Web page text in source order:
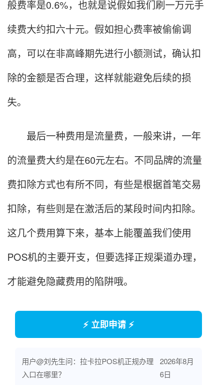
般费率是0.6%，也就是说假如我们刷一万元手
续费大约扣六十元。假如担心费率被偷偷调
高，可以在非高峰期先进行小额测试，确认扣
除的金额是否合理，这样就能避免后续的损
失。
最后一种费用是流量费，一般来讲，一年
的流量费大约是在60元左右。不同品牌的流量
费扣除方式也有所不同，有些是根据首笔交易
扣除，有些则是在激活后的某段时间内扣除。
这几个费用算下来，基本上能覆盖我们使用
POS机的主要开支，但要选择正规渠道办理，
才能避免隐藏费用的陷阱哦。
⚡ 立即申请 ⚡
用户@刘先生问：拉卡拉POS机正规办理
入口在哪里？
2026年8月
6日